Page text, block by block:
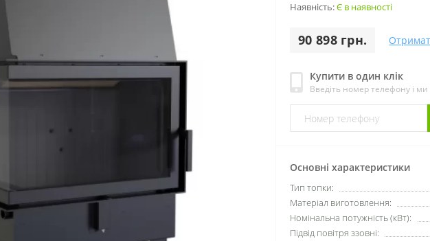
Наявність:Є в наявності
90 898 грн.
Купити в один клік
Введіть номер телефону і
Основні характеристики
Тип топки:
Матеріал виготовлення:
Номінальна потужність (кВт):
Підвід повітря ззовні: